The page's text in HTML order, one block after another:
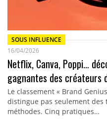
SOUS INFLUENCE
16/04/2026
Netflix, Canva, Poppi…
gagnantes des créateurs
Le classement « Brand
distingue pas seulement
méthodes. Cinq pratiques…